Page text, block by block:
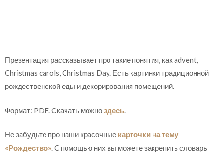
Презентация рассказывает про такие понятия, как advent,
Christmas carols, Christmas Day. Есть картинки традиционной
рождественской еды и декорирования помещений.
Формат: PDF. Скачать можноздесь.
Не забудьте про наши красочные карточки на тему
«Рождество». C помощью них вы можете закрепить словарь